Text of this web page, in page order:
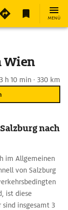
MENÜ
Wien
3 h 10 min · 330 km
nach
im Allgemeinen
von Salzburg
ist diese
insgesamt 3